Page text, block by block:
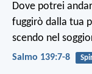
Dove potrei
fuggirò dalla tua
scendo nel
Salmo 139:7-8